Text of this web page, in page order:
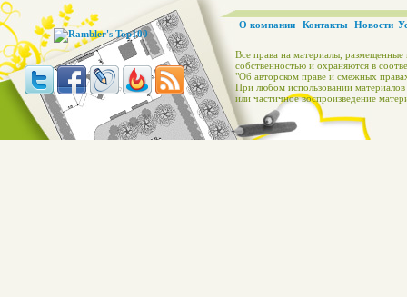
О компании Контакты Новости
Все права на материалы, размещенные
собственностью и охраняются в
"Об авторском праве и смежных
При любом использовании
или частичное воспроизведение